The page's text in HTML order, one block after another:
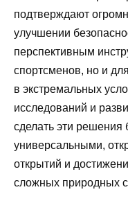
подтверждают
улучшении
перспективным
спортсменов, но и
в экстремальных
исследований и
сделать эти решения
универсальными,
открытий и
сложных природных